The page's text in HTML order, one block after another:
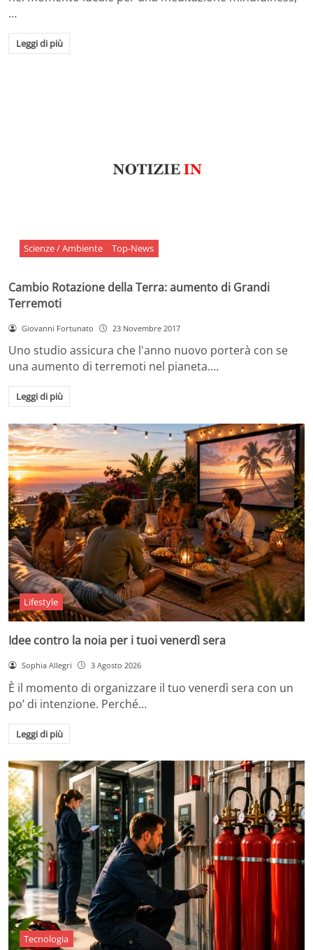
…
Leggi di più
Scienze / Ambiente Top-News
Cambio Rotazione della Terra: aumento di Grandi
Terremoti
Giovanni Fortunato 23 Novembre 2017
Uno studio assicura che l'anno nuovo porterà con se
una aumento di terremoti nel pianeta.…
Leggi di più
Lifestyle
Idee contro la noia per i tuoi venerdì sera
Sophia Allegri 3 Agosto 2026
È il momento di organizzare il tuo venerdì sera con un
po’ di intenzione. Perché…
Leggi di più
Tecnologia